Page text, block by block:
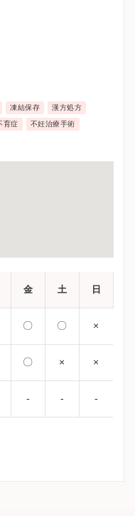
凍結保存 漢方処方
育症 不妊治療手術
金 土 日
〇 〇 ×
〇 × ×
- - -